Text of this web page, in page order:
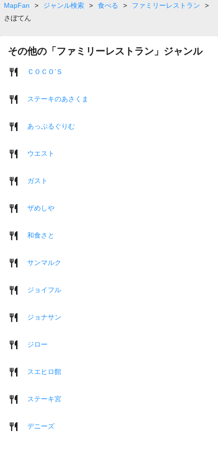
MapFan > ジャンル検索 > 食べる > ファミリーレストラン
>
さぼてん
その他の「ファミリーレストラン」ジャンル
ＣＯＣＯ’Ｓ
ステーキのあさくま
あっぷるぐりむ
ウエスト
ガスト
ザめしや
和食さと
サンマルク
ジョイフル
ジョナサン
ジロー
スエヒロ館
ステーキ宮
デニーズ